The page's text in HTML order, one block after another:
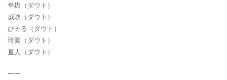
幸樹（ダウト）
威吹（ダウト）
ひヵる（ダウト）
玲夏（ダウト）
直人（ダウト）
ーー